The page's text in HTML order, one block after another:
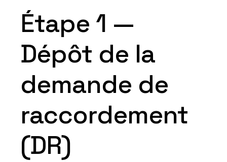
Étape 1 —
Dépôt de la
demande de
raccordement
(DR)